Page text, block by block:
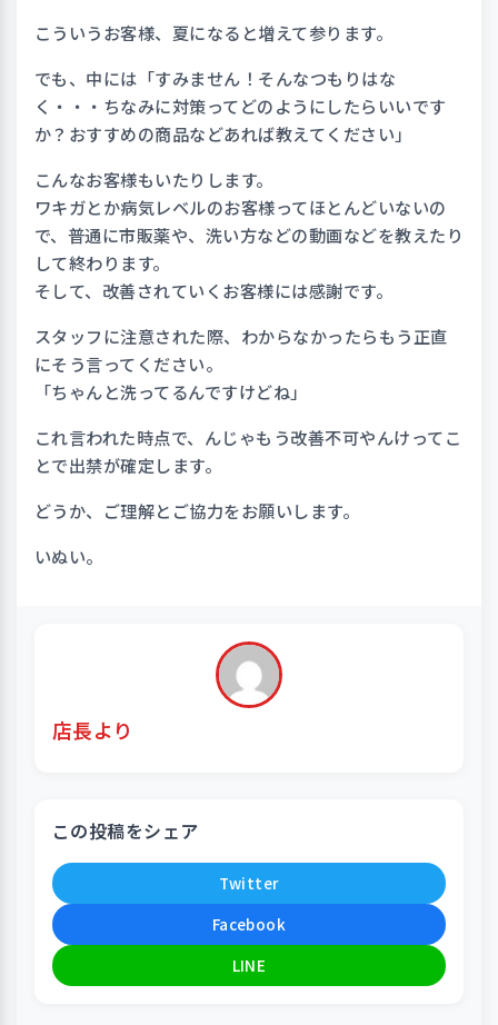
こういうお客様、夏になると増えて参ります。
でも、中には「すみません！そんなつもりはな
く・・・ちなみに対策ってどのようにしたらいいです
か？おすすめの商品などあれば教えてください」
こんなお客様もいたりします。
ワキガとか病気レベルのお客様ってほとんどいないの
で、普通に市販薬や、洗い方などの動画などを教えたり
して終わります。
そして、改善されていくお客様には感謝です。
スタッフに注意された際、わからなかったらもう正直
にそう言ってください。
「ちゃんと洗ってるんですけどね」
これ言われた時点で、んじゃもう改善不可やんけってこ
とで出禁が確定します。
どうか、ご理解とご協力をお願いします。
いぬい。
店長より
この投稿をシェア
Twitter
Facebook
LINE